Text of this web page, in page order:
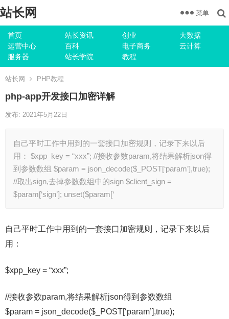
站长网
首页 站长资讯 创业
大数据
运营中心
百科 电子商务
云计算
服务器
站长学院 教程
菜单
站长网 PHP教程
php-app开发接口加密详解
发布: 2021年5月22日
自己平时工作中用到的一套接口加密规则，记录下来以后
用： $xpp_key = “xxx”; //接收参数param,将结果解析json得
到参数数组 $param = json_decode($_POST[‘param’],true);
//取出sign,去掉参数数组中的sign $client_sign =
$param[‘sign’]; unset($param[‘
自己平时工作中用到的一套接口加密规则，记录下来以后
用：
$xpp_key = “xxx”;
//接收参数param,将结果解析json得到参数数组
$param = json_decode($_POST[‘param’],true);